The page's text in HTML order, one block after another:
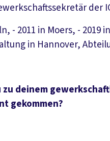
der
- 2011 in Moers, - 2019 in
in Hannover,
zu deinem
gekommen?